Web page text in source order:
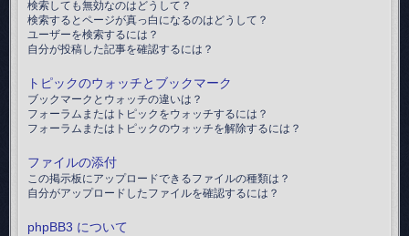
検索しても無効なのはどうして？
検索するとページが真っ白になるのはどうして？
ユーザーを検索するには？
自分が投稿した記事を確認するには？
トピックのウォッチとブックマーク
ブックマークとウォッチの違いは？
フォーラムまたはトピックをウォッチするには？
フォーラムまたはトピックのウォッチを解除するには？
ファイルの添付
この掲示板にアップロードできるファイルの種類は？
自分がアップロードしたファイルを確認するには？
phpBB3 について